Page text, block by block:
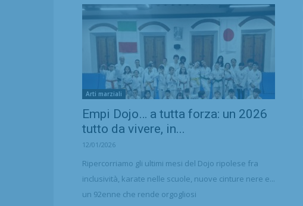
Arti marziali
Empi Dojo… a tutta forza: un 2026
tutto da vivere, in...
12/01/2026
Ripercorriamo gli ultimi mesi del Dojo ripolese fra
inclusività, karate nelle scuole, nuove cinture nere e...
un 92enne che rende orgogliosi